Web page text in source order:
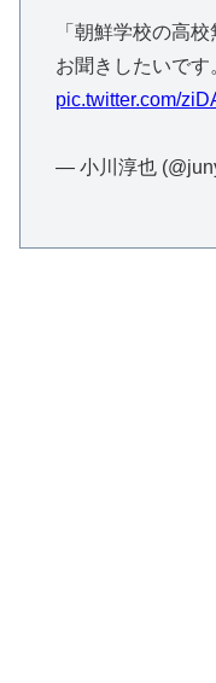
「朝鮮学校の高
お聞きしたいです
pic.twitter.com/
— 小川淳也